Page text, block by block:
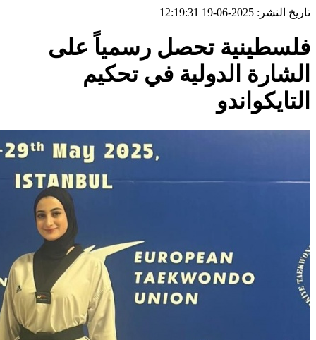
تاريخ النشر: 2025-06-19 12:19:31
فلسطينية تحصل رسمياً على
الشارة الدولية في تحكيم
التايكواندو